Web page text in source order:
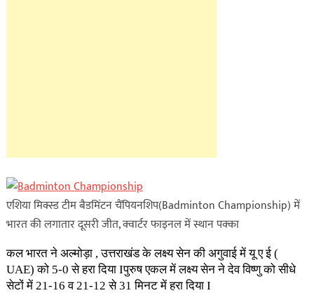
एशिया मिक्स्ड टीम बैडमिंटन चैंपियनशिप(Badminton Championship) में
भारत की लगातार दूसरी जीत, क्वार्टर फाइनल में स्थान पक्का
कल भारत ने अल्मोड़ा , उत्तराखंड के लक्ष्य सेन की अगुवाई में यू ए ई (
UAE) को 5-0 से हरा दिया Iपुरुष एकल में लक्ष्य सेन ने देव विष्णु को सीधे
सेटों में 21-16 व 21-12 से 31 मिनट में हरा दिया I